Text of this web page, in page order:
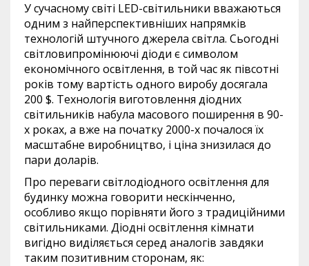
У сучасному світі LED-світильники вважаються
одним з найперспективніших напрямків
технологій штучного джерела світла. Сьогодні
світловипромінюючі діоди є символом
економічного освітлення, в той час як півсотні
років тому вартість одного виробу досягала
200 $. Технологія виготовлення діодних
світильників набула масового поширення в 90-
х роках, а вже на початку 2000-х почалося їх
масштабне виробництво, і ціна знизилася до
пари доларів.
Про переваги світлодіодного освітлення для
будинку можна говорити нескінченно,
особливо якщо порівняти його з традиційними
світильниками. Діодні освітлення кімнати
вигідно виділяється серед аналогів завдяки
таким позитивним сторонам, як: